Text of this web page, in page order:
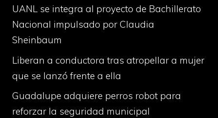
UANL se integra al proyecto de Bachillerato
Nacional impulsado por Claudia
Sheinbaum
Liberan a conductora tras atropellar a mujer
que se lanzó frente a ella
Guadalupe adquiere perros robot para
reforzar la seguridad municipal